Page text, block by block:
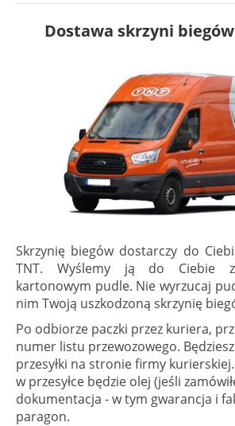
Dostawa skrzyni
Skrzynię biegów dostarczy do
TNT. Wyślemy ją do Ciebie
kartonowym pudle. Nie wyrzucaj
nim Twoją uszkodzoną skrzynię
Po odbiorze paczki przez kuriera,
numer listu przewozowego.
przesyłki na stronie firmy
w przesyłce będzie olej (jeśli
dokumentacja - w tym gwarancja i
paragon.